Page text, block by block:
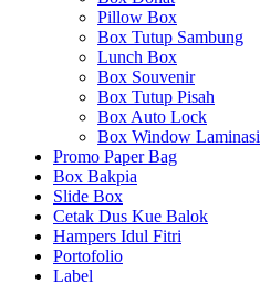
Pillow Box
Box Tutup Sambung
Lunch Box
Box Souvenir
Box Tutup Pisah
Box Auto Lock
Box Window Laminasi
Promo Paper Bag
Box Bakpia
Slide Box
Cetak Dus Kue Balok
Hampers Idul Fitri
Portofolio
Label